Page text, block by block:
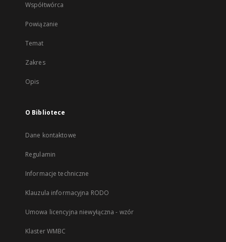
Współtwórca
Powiązanie
Temat
Zakres
Opis
O Bibliotece
Dane kontaktowe
Regulamin
Informacje techniczne
Klauzula informacyjna RODO
Umowa licencyjna niewyłączna - wzór
Klaster WMBC